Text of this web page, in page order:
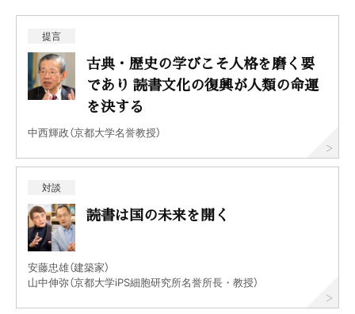
提言
古典・歴史の学びこそ人格を磨く要
であり 読書文化の復興が人類の命運
を決する
中西輝政（京都大学名誉教授）
対談
読書は国の未来を開く
安藤忠雄（建築家）
山中伸弥（京都大学iPS細胞研究所名誉所長・教授）